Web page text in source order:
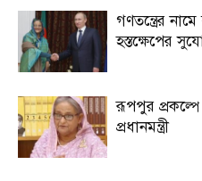
গণতন্ত্রের নামে
হস্তক্ষেপের
রূপপুর
প্রধানমন্ত্রী